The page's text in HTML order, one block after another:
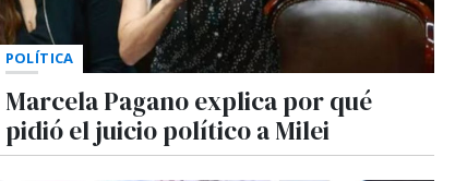
POLÍTICA
Marcela Pagano explica por qué
pidió el juicio político a Milei